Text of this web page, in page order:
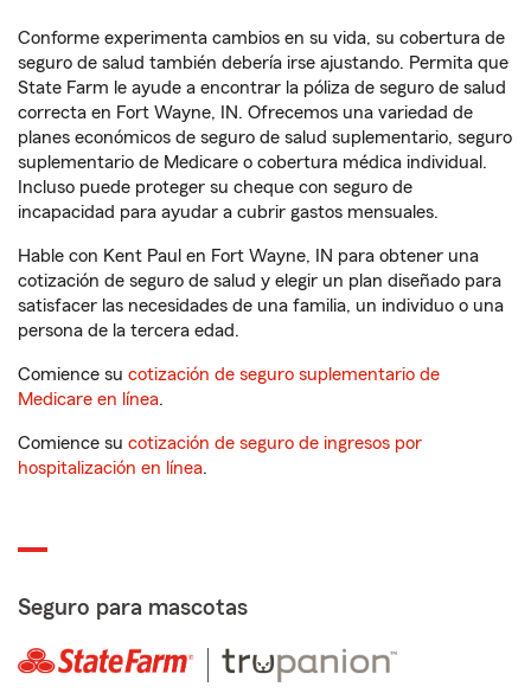
Conforme experimenta cambios en su vida, su cobertura de
seguro de salud también debería irse ajustando. Permita que
State Farm le ayude a encontrar la póliza de seguro de salud
correcta en Fort Wayne, IN. Ofrecemos una variedad de
planes económicos de seguro de salud suplementario, seguro
suplementario de Medicare o cobertura médica individual.
Incluso puede proteger su cheque con seguro de
incapacidad para ayudar a cubrir gastos mensuales.
Hable con Kent Paul en Fort Wayne, IN para obtener una
cotización de seguro de salud y elegir un plan diseñado para
satisfacer las necesidades de una familia, un individuo o una
persona de la tercera edad.
Comience su cotización de seguro suplementario de
Medicare en línea.
Comience su cotización de seguro de ingresos por
hospitalización en línea.
Seguro para mascotas